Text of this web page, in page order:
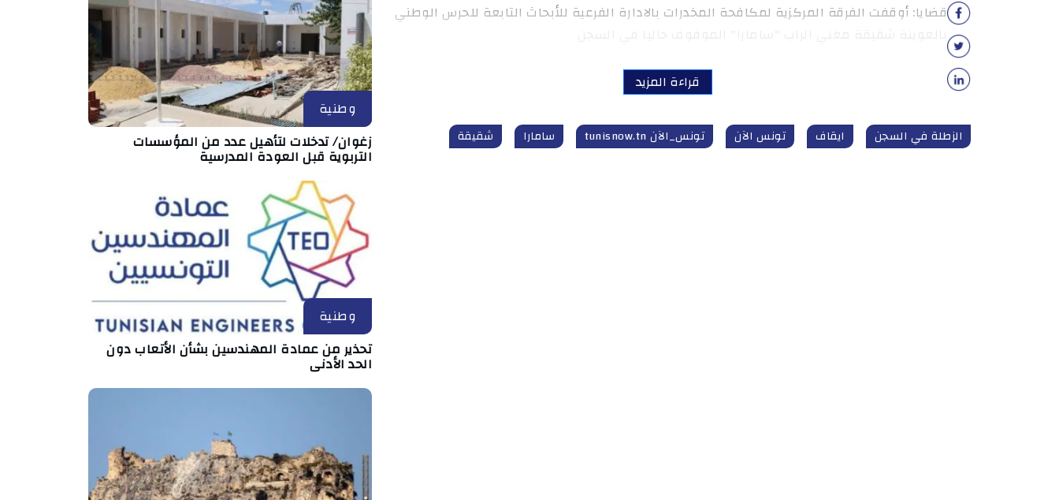
قضايا: أوقفت الفرقة المركزية لمكافحة المخدرات بالادارة الفرعية للأبحاث التابعة للحرس الوطني
قراءة المزيد
الزطلة في السجن ايقاف تونس الآن تونس_الآن tunisnow.tn سامارا شقيقة
وطنية
زغوان/ تدخلات لتأهيل عدد من المؤسسات
التربوية قبل العودة المدرسية
وطنية
تحذير من عمادة المهندسين بشأن الأتعاب دون
الحد الأدنى